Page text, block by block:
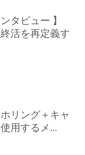
タビュー 】
活を再定義す
リング＋キャ
用するメ...